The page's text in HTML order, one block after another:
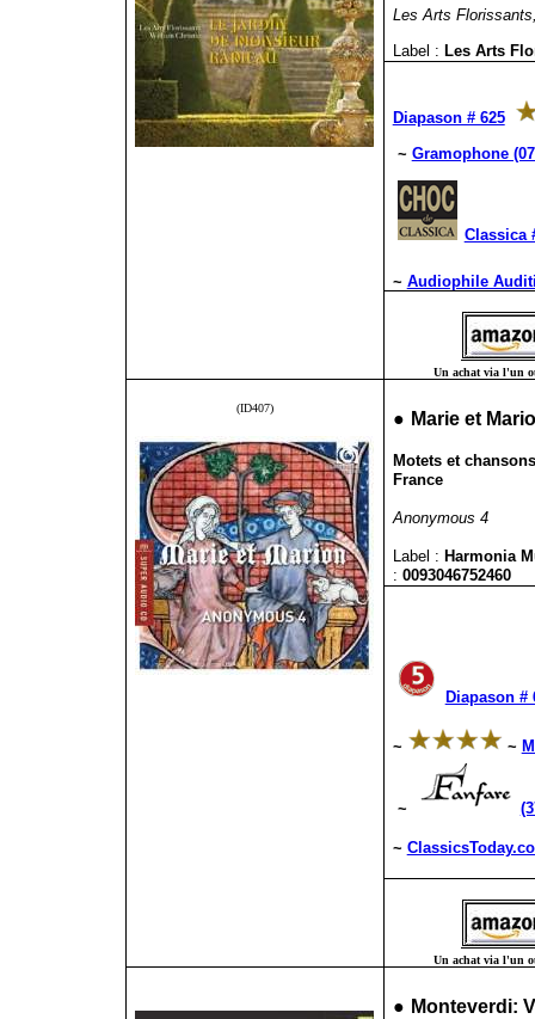
Les Arts
Label : Les Arts
Diapason # 625
~ Gramophone
Classica
~ Audiophile
Un achat via l'un
(ID407) ● Marie et
Motets et
France
Anonymous 4
Label : Harmonia
: 0093046752460
Diapason #
~ ~
~
~
Un achat via l'un
● Monteverdi: